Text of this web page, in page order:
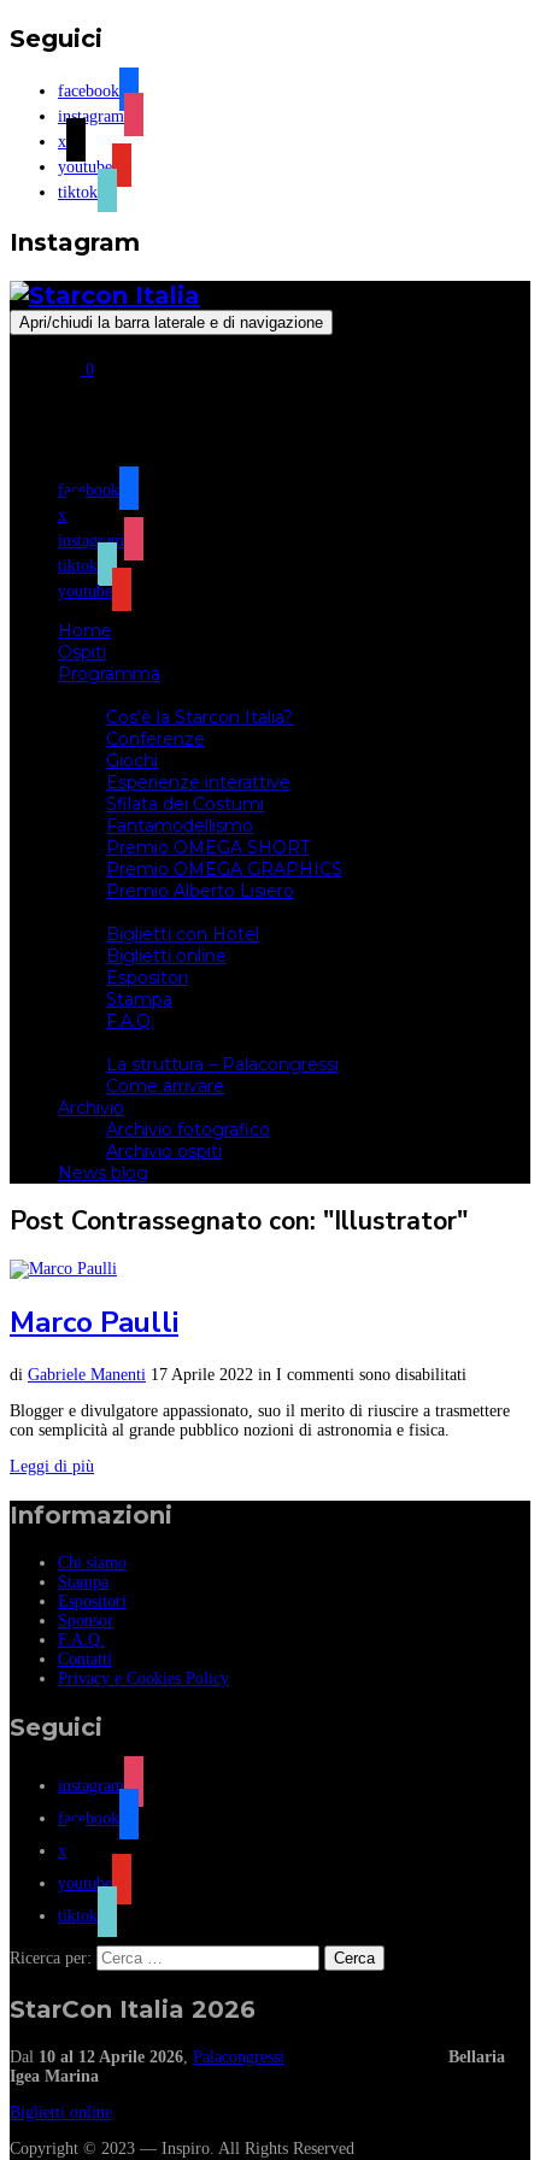
Seguici
facebook
instagram
x
youtube
tiktok
Instagram
Apri/chiudi la barra laterale e di navigazione
0
facebook
x
instagram
tiktok
youtube
Home
Ospiti
Programma
Cos’è la Starcon Italia?
Conferenze
Giochi
Esperienze interattive
Sfilata dei Costumi
Fantamodellismo
Premio OMEGA SHORT
Premio OMEGA GRAPHICS
Premio Alberto Lisiero
Biglietti con Hotel
Biglietti online
Espositori
Stampa
F.A.Q.
La struttura – Palacongressi
Come arrivare
Archivio
Archivio fotografico
Archivio ospiti
News blog
Post Contrassegnato con: "Illustrator"
Marco Paulli
di Gabriele Manenti 17 Aprile 2022 in I commenti sono disabilitati
Blogger e divulgatore appassionato, suo il merito di riuscire a trasmettere
con semplicità al grande pubblico nozioni di astronomia e fisica.
Leggi di più
Informazioni
Chi siamo
Stampa
Espositori
Sponsor
F.A.Q.
Contatti
Privacy e Cookies Policy
Seguici
instagram
facebook
x
youtube
tiktok
Ricerca per:
StarCon Italia 2026
Dal 10 al 12 Aprile 2026 Palacongressi
Bellaria
Igea Marina
Biglietti online
Copyright © 2023 — Inspiro. All Rights Reserved